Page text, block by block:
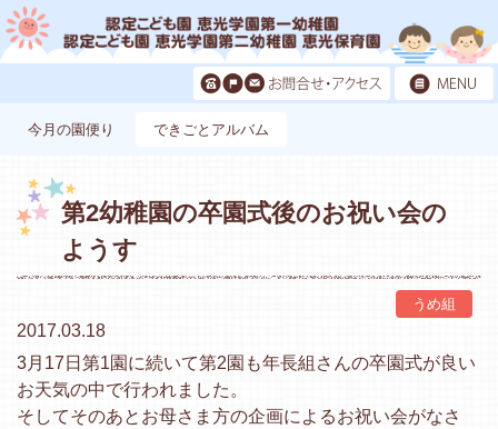
今月の園便り できごとアルバム
第2幼稚園の卒園式後のお祝い会の
ようす
うめ組
2017.03.18
3月17日第1園に続いて第2園も年長組さんの卒園式が良い
お天気の中で行われました。
そしてそのあとお母さま方の企画によるお祝い会がなさ